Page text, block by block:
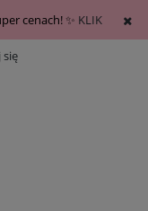
cenach! ✨ KLIK
się